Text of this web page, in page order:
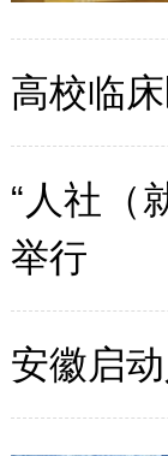
高校临
“人社（
举行
安徽启